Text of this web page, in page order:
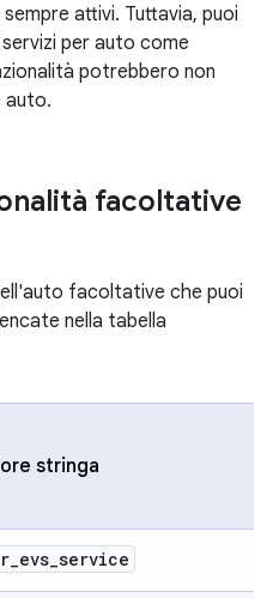
attivi. Tuttavia, puoi
per auto come
potrebbero non
auto.
facoltative
facoltative che puoi
nella tabella
stringa
_evs_service